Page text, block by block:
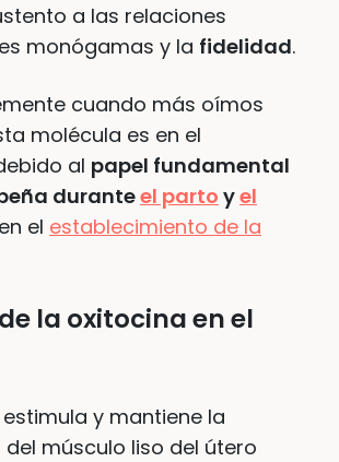
a las relaciones
monógamas y la fidelidad.
cuando más oímos
molécula es en el
al papel fundamental
duranteel parto yel
el establecimiento de la
la oxitocina en el
y mantiene la
músculo liso del útero